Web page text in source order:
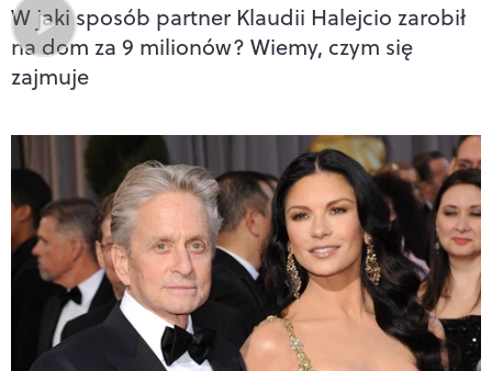
W jaki sposób partner Klaudii Halejcio zarobił
na dom za 9 milionów? Wiemy, czym się
zajmuje